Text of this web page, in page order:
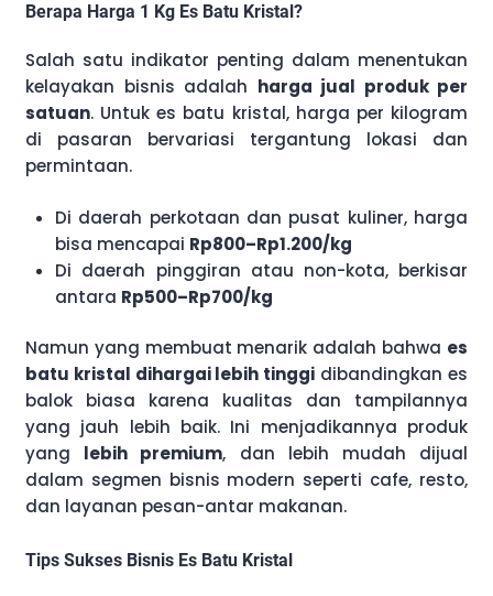
Berapa Harga 1 Kg Es Batu Kristal?
Salah satu indikator penting dalam menentukan
kelayakan bisnis adalah harga jual produk per
satuan. Untuk es batu kristal, harga per kilogram
di pasaran bervariasi tergantung lokasi dan
permintaan.
Di daerah perkotaan dan pusat kuliner, harga
bisa mencapai Rp800–Rp1.200/kg
Di daerah pinggiran atau non-kota, berkisar
antara Rp500–Rp700/kg
Namun yang membuat menarik adalah bahwa es
batu kristal dihargai lebih tinggi dibandingkan es
balok biasa karena kualitas dan tampilannya
yang jauh lebih baik. Ini menjadikannya produk
yang lebih premium, dan lebih mudah dijual
dalam segmen bisnis modern seperti cafe, resto,
dan layanan pesan-antar makanan.
Tips Sukses Bisnis Es Batu Kristal